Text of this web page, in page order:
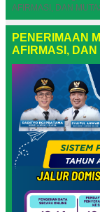
AFIRMASI, DAN
PENERIMAAN
AFIRMASI,